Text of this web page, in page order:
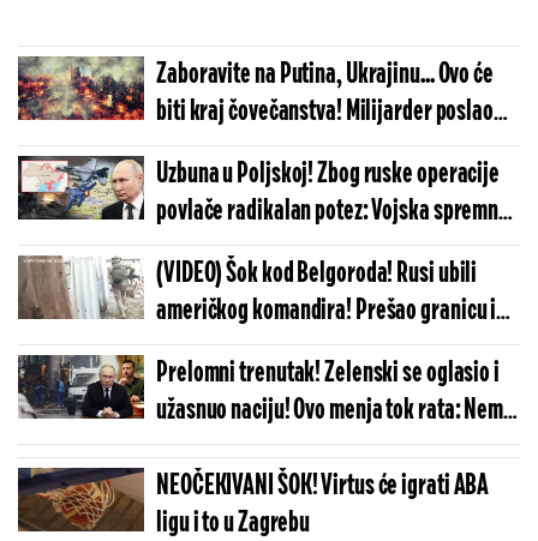
Zaboravite na Putina, Ukrajinu... Ovo će
biti kraj čovečanstva! Milijarder poslao
najstrašnije upozorenje do sada!
Uzbuna u Poljskoj! Zbog ruske operacije
povlače radikalan potez: Vojska spremna
da dejstvuje!
(VIDEO) Šok kod Belgoroda! Rusi ubili
američkog komandira! Prešao granicu i
poveo napad na Rusiju, pa brutalno
likvidiran!
Prelomni trenutak! Zelenski se oglasio i
užasnuo naciju! Ovo menja tok rata: Nema
ih više...
NEOČEKIVANI ŠOK! Virtus će igrati ABA
ligu i to u Zagrebu